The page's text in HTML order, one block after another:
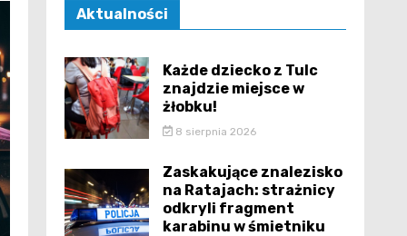
Aktualności
Każde dziecko z Tulc
znajdzie miejsce w
żłobku!
8 sierpnia 2026
Zaskakujące znalezisko
na Ratajach: strażnicy
odkryli fragment
karabinu w śmietniku